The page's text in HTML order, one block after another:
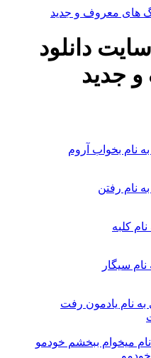
دانلود
جدید